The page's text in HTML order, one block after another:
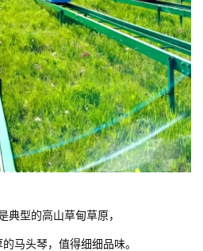
典型的高山草甸草原，
马头琴，值得细细品味。